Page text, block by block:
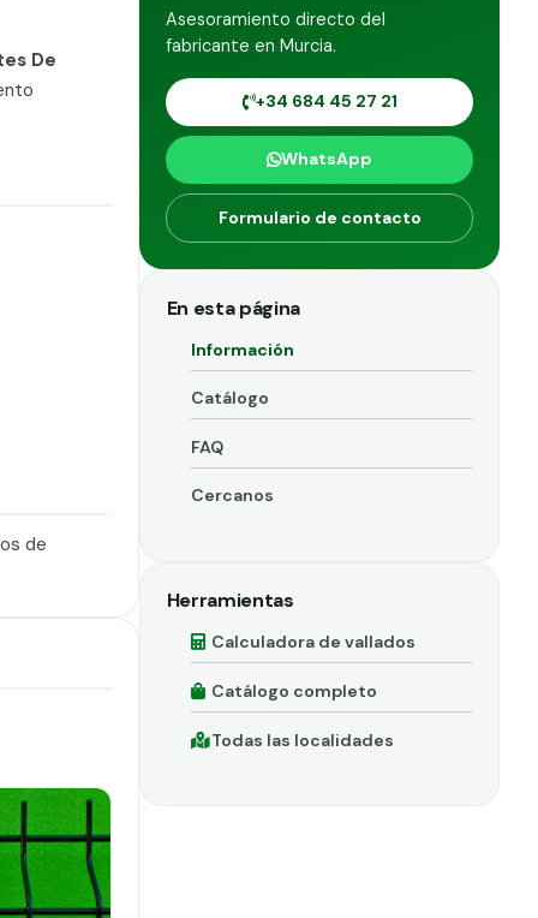
De
de
Asesoramiento directo del
fabricante en Murcia.
+34 684 45 27 21
WhatsApp
Formulario de contacto
En esta página
Información
Catálogo
FAQ
Cercanos
Herramientas
Calculadora de vallados
Catálogo completo
Todas las localidades